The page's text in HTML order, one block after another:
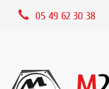
05 49 62 30 38